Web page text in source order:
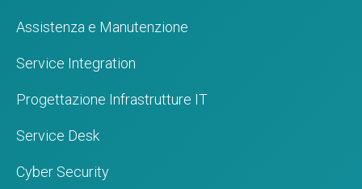
Assistenza e Manutenzione
Service Integration
Progettazione Infrastrutture IT
Service Desk
Cyber Security